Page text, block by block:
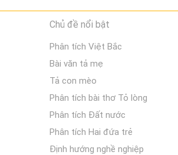
Chủ đề nổi bật
Phân tích Việt Bắc
Bài văn tả mẹ
Tả con mèo
Phân tích bài thơ Tỏ lòng
Phân tích Đất nước
Phân tích Hai đứa trẻ
Định hướng nghề nghiệp